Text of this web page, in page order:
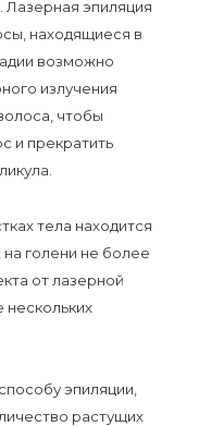
Лазерная эпиляция
находящиеся в
возможно
излучения
чтобы
и прекратить
тела находится
голени не более
от лазерной
эпиляции,
растущих